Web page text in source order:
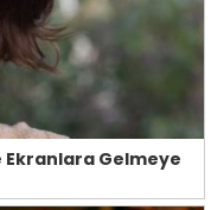
Ekranlara Gelmeye